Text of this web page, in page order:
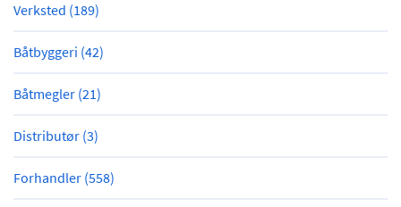
Verksted (189)
Båtbyggeri (42)
Båtmegler (21)
Distributør (3)
Forhandler (558)